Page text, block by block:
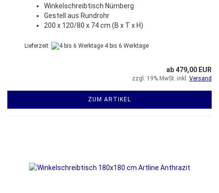
Winkelschreibtisch Nürnberg
Gestell aus Rundrohr
200 x 120/80 x 74 cm (B x T x H)
Lieferzeit: 4 bis 6 Werktage
ab 479,00 EUR
zzgl. 19% MwSt. inkl. Versand
ZUM ARTIKEL